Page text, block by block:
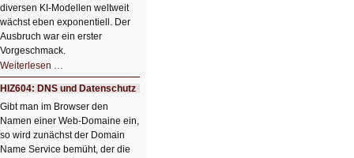
diversen KI-Modellen weltweit
wächst eben exponentiell. Der
Ausbruch war ein erster
Vorgeschmack.
Weiterlesen …
Der
Ausbruch
der
KI
HIZ604: DNS und Datenschutz
Gibt man im Browser den
Namen einer Web-Domaine ein,
so wird zunächst der Domain
Name Service bemüht, der die